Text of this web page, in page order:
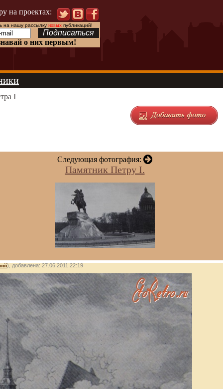
на проектах:
на нашу рассылку новыхпубликаций!
о них первым!
I
Следующая фотография:
Памятник Петру I.
), добавлена: 27.06.2011 22:19